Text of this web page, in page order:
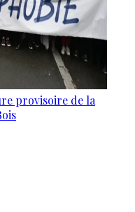
provisoire de la